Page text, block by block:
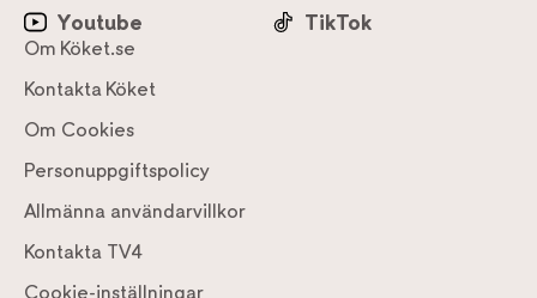
Youtube
TikTok
Om Köket.se
Kontakta Köket
Om Cookies
Personuppgiftspolicy
Allmänna användarvillkor
Kontakta TV4
Cookie-inställningar